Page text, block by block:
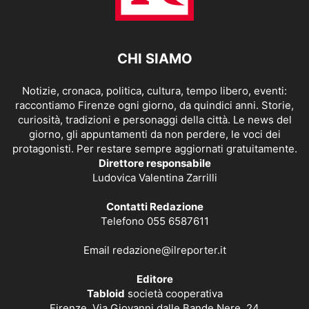
CHI SIAMO
Notizie, cronaca, politica, cultura, tempo libero, eventi:
raccontiamo Firenze ogni giorno, da quindici anni. Storie,
curiosità, tradizioni e personaggi della città. Le news del
giorno, gli appuntamenti da non perdere, le voci dei
protagonisti. Per restare sempre aggiornati gratuitamente.
Direttore responsabile
Ludovica Valentina Zarrilli
Contatti Redazione
Telefono 055 6587611
Email redazione@ilreporter.it
Editore
Tabloid società cooperativa